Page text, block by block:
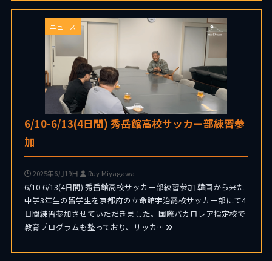
ニュース
6/10-6/13(4日間) 秀岳館高校サッカー部練習参
加
2025年6月19日 Ruy Miyagawa
6/10-6/13(4日間) 秀岳館高校サッカー部練習参加 韓国から来た
中学3年生の留学生を京都府の立命館宇治高校サッカー部にて4
日間練習参加させていただきました。国際バカロレア指定校で
教育プログラムも整っており、サッカ…